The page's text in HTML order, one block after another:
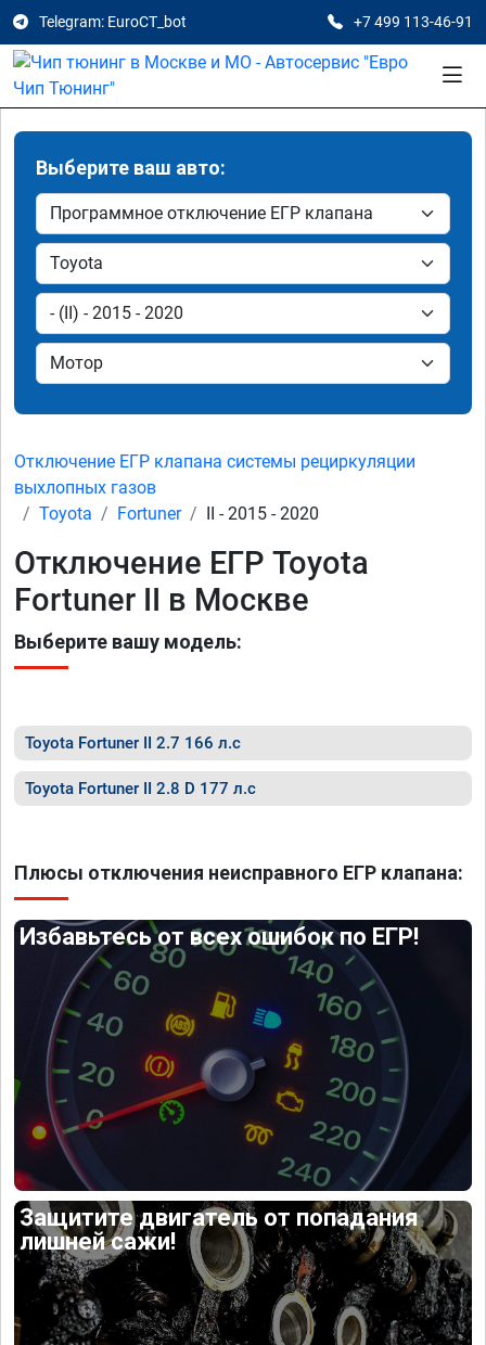
Telegram: EuroCT_bot +7 499 113-46-91
Выберите ваш авто:
Отключение ЕГР клапана системы рециркуляции
выхлопных газов
Toyota
Fortuner II - 2015 - 2020
Отключение ЕГР Toyota
Fortuner II в Москве
Выберите вашу модель:
Toyota Fortuner II 2.7 166 л.с
Toyota Fortuner II 2.8 D 177 л.с
Плюсы отключения неисправного ЕГР клапана:
Избавьтесь от всех ошибок по ЕГР!
Защитите двигатель от попадания
лишней сажи!